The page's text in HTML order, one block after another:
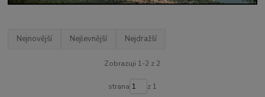
Nejnovější Nejlevnější Nejdražší
Zobrazuji 1-2 z 2
strana z 1